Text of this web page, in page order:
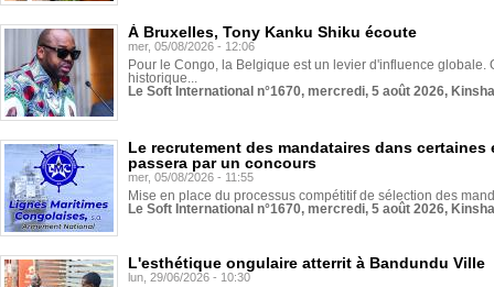
À Bruxelles, Tony Kanku Shiku écoute
mer, 05/08/2026 - 12:06
Pour le Congo, la Belgique est un levier d'influence globale.
historique...
Le Soft International n°1670, mercredi, 5 août 2026,
Le recrutement des mandataires dans
passera par un concours
mer, 05/08/2026 - 11:55
Mise en place du processus compétitif de sélection des
Le Soft International n°1670, mercredi, 5 août 2026,
L'esthétique ongulaire atterrit à Bandundu Ville
lun, 29/06/2026 - 10:30